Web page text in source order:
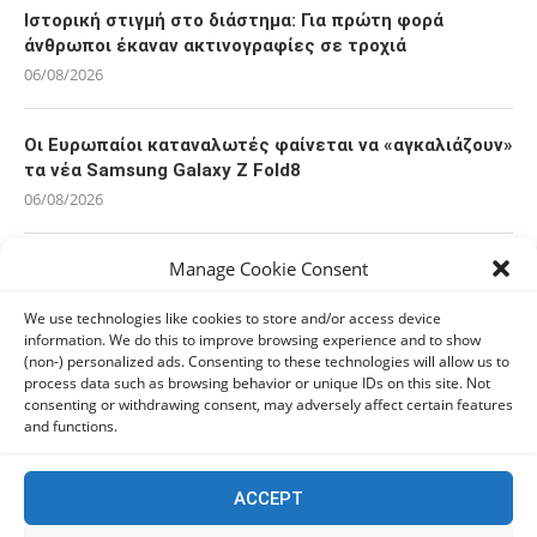
Manage Cookie Consent
We use technologies like cookies to store and/or access device
information. We do this to improve browsing experience and to show
(non-) personalized ads. Consenting to these technologies will allow us to
process data such as browsing behavior or unique IDs on this site. Not
consenting or withdrawing consent, may adversely affect certain features
and functions.
ACCEPT
Ιστορική στιγμή στο διάστημα: Για πρώτη φορά
άνθρωποι έκαναν ακτινογραφίες σε τροχιά
06/08/2026
Οι Ευρωπαίοι καταναλωτές φαίνεται να «αγκαλιάζουν»
τα νέα Samsung Galaxy Z Fold8
06/08/2026
Οι χρήστες Mac είναι περισσότερο εκτεθειμένοι σε
προστασίας
06/08/2026
Πόλη Χρυσοχούς: Σε εξέλιξη η ενοποίηση τεσσάρων
06/08/2026